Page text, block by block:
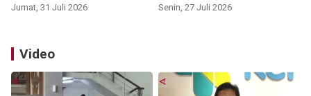
Jumat, 31 Juli 2026 Senin, 27 Juli 2026
Video